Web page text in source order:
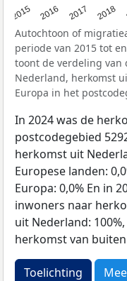
2015 2016 2017 2018
Autochtoon of
periode van 2015 tot
toont de verdeling van
Nederland, herkomst
Europa in het
In 2024 was de
postcodegebied
herkomst uit
Europese landen:
Europa: 0,0% En in
inwoners naar
uit Nederland:
herkomst van buiten
Toelichting